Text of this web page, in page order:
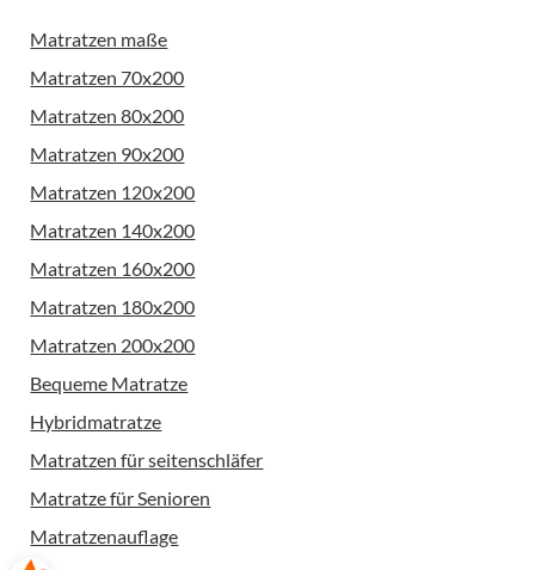
Matratzen maße
Matratzen 70x200
Matratzen 80x200
Matratzen 90x200
Matratzen 120x200
Matratzen 140x200
Matratzen 160x200
Matratzen 180x200
Matratzen 200x200
Bequeme Matratze
Hybridmatratze
Matratzen für seitenschläfer
Matratze für Senioren
Matratzenauflage